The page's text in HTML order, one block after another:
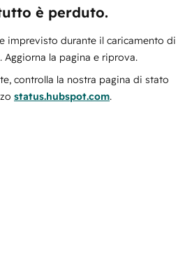
è perduto.
imprevisto durante il caricamento di
Aggiorna la pagina e riprova.
controlla la nostra pagina di stato
status.hubspot.com.